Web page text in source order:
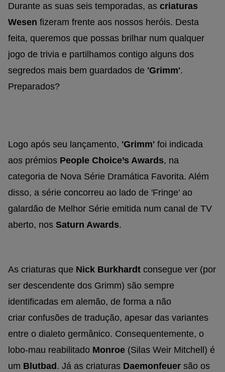
Durante as suas seis temporadas, as criaturas
Wesen fizeram frente aos nossos heróis. Desta
feita, queremos que possas brilhar num qualquer
jogo de trivia e partilhamos contigo alguns dos
segredos mais bem guardados de 'Grimm'.
Preparados?
Logo após seu lançamento, 'Grimm' foi indicada
aos prémios People Choice’s Awards, na
categoria de Nova Série Dramática Favorita. Além
disso, a série concorreu ao lado de 'Fringe' ao
galardão de Melhor Série emitida num canal de TV
aberto, nos Saturn Awards.
As criaturas que Nick Burkhardt consegue ver (por
ser descendente dos Grimm) são sempre
identificadas em alemão, de forma a não
criar confusões de tradução, apesar das variantes
entre o dialeto germânico. Consequentemente, o
lobo-mau reabilitado Monroe (Silas Weir Mitchell) é
um Blutbad . Já as criaturas Daemonfeuer são os